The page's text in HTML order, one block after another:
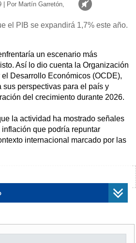
| Por Martín Garretón,
el PIB se expandirá 1,7% este año.
un escenario más
Así lo dio cuenta la Organización
Desarrollo Económicos (OCDE),
sus perspectivas para el país y
del crecimiento durante 2026.
la actividad ha mostrado señales
que podría repuntar
internacional marcado por las
registrara una caída de 1,2%,
consecutivos de contracción,
observaba desde el período más